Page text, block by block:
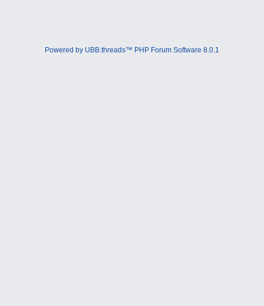
Powered by UBB.threads™ PHP Forum Software 8.0.1